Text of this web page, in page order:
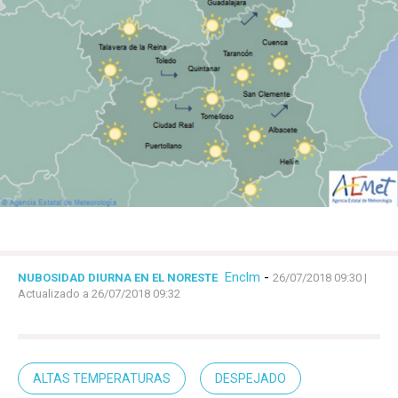
NUBOSIDAD DIURNA EN EL NORESTE Enclm - 26/07/2018 09:30 |
Actualizado a 26/07/2018 09:32
ALTAS TEMPERATURAS DESPEJADO